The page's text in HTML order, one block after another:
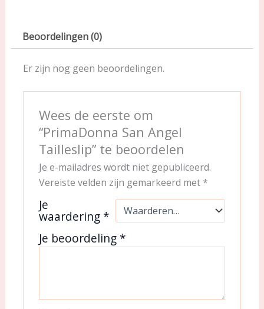
Beoordelingen (0)
Er zijn nog geen beoordelingen.
Wees de eerste om
“PrimaDonna San Angel
Tailleslip” te beoordelen
Je e-mailadres wordt niet gepubliceerd.
Vereiste velden zijn gemarkeerd met *
Je
waardering *
Je beoordeling *